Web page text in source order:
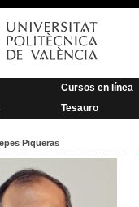
Cursos en línea
Tesauro
Piqueras